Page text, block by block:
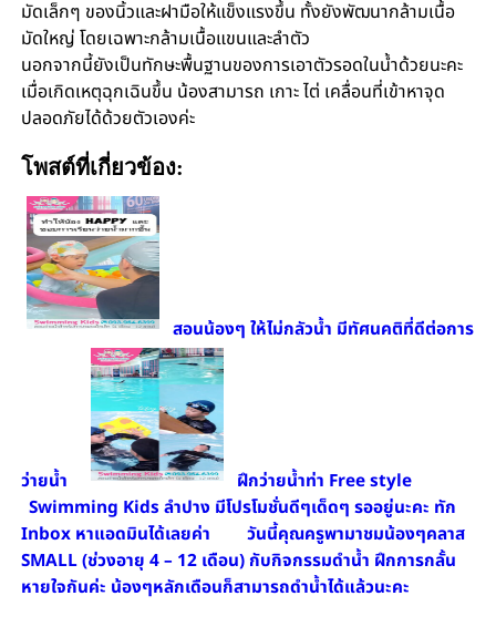
มัดเล็กๆ ของนิ้วและฝามือให้แข็งแรงขึ้น ทั้งยังพัฒนากล้ามเนื้อ
มัดใหญ่ โดยเฉพาะกล้ามเนื้อแขนและลำตัว
นอกจากนี้ยังเป็นทักษะพื้นฐานของการเอาตัวรอดในน้ำด้วยนะคะ
เมื่อเกิดเหตุฉุกเฉินขึ้น น้องสามารถ เกาะ ไต่ เคลื่อนที่เข้าหาจุด
ปลอดภัยได้ด้วยตัวเองค่ะ
โพสต์ที่เกี่ยวข้อง:
สอนน้องๆ ให้ไม่กลัวน้ำ มีทัศนคติที่ดีต่อการ
ว่ายน้ำ
ฝึกว่ายน้ำท่า Free style
Swimming Kids ลำปาง มีโปรโมชั่นดีๆเด็ดๆ รออยู่นะคะ ทัก
Inbox หาแอดมินได้เลยค่า
วันนี้คุณครูพามาชมน้องๆคลาส
SMALL (ช่วงอายุ 4 – 12 เดือน) กับกิจกรรมดำน้ำ ฝึกการกลั้น
หายใจกันค่ะ น้องๆหลักเดือนก็สามารถดำน้ำได้แล้วนะคะ